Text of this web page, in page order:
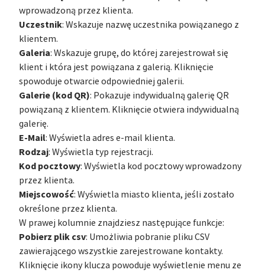
wprowadzoną przez klienta.
Uczestnik: Wskazuje nazwę uczestnika powiązanego z
klientem.
Galeria: Wskazuje grupę, do której zarejestrował się
klient i która jest powiązana z galerią. Kliknięcie
spowoduje otwarcie odpowiedniej galerii.
Galerie (kod QR): Pokazuje indywidualną galerię QR
powiązaną z klientem. Kliknięcie otwiera indywidualną
galerię.
E-Mail: Wyświetla adres e-mail klienta.
Rodzaj: Wyświetla typ rejestracji.
Kod pocztowy: Wyświetla kod pocztowy wprowadzony
przez klienta.
Miejscowość: Wyświetla miasto klienta, jeśli zostało
określone przez klienta.
W prawej kolumnie znajdziesz następujące funkcje:
Pobierz plik csv: Umożliwia pobranie pliku CSV
zawierającego wszystkie zarejestrowane kontakty.
Kliknięcie ikony klucza powoduje wyświetlenie menu ze